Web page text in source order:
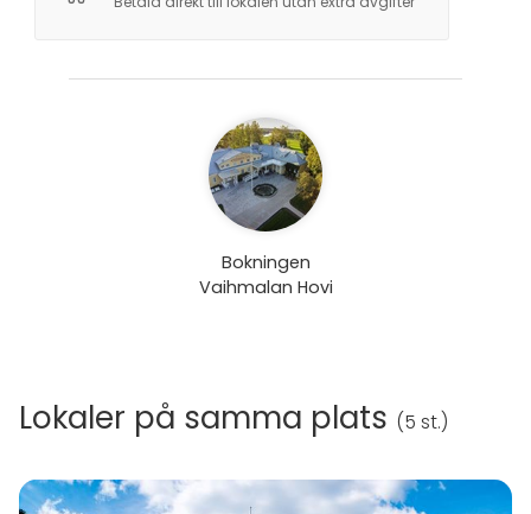
Bokningen
Vaihmalan Hovi
Lokaler på samma plats (5 st.)